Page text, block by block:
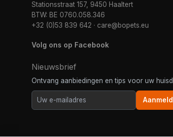
Stationsstraat 157, 9450 Haaltert
BTW: BE 0760.058.346
+32 (0)53 839 642 · care@bopets.eu
Volg ons op Facebook
Nieuwsbrief
Ontvang aanbiedingen en tips voor uw